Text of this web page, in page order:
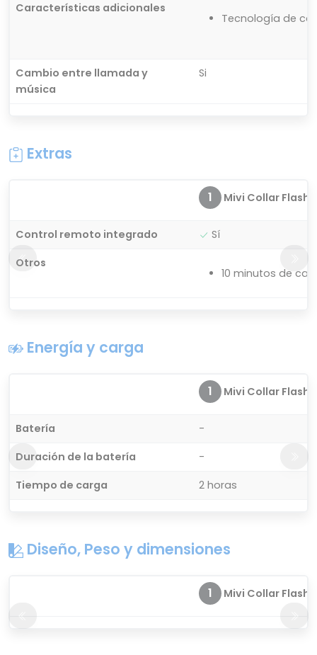
Características adicionales
Tecnología de
Cambio entre llamada y
música
Si
Extras
1 Mivi Collar Flash
Control remoto integrado
Sí
Otros
10 minutos de
Energía y carga
1 Mivi Collar Flash
Batería
-
Duración de la batería
-
Tiempo de carga
2 horas
Diseño, Peso y dimensiones
1 Mivi Collar Flash